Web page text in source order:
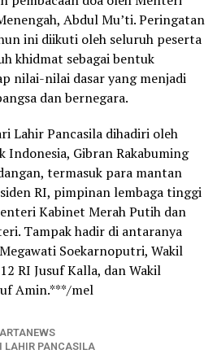
Abdul Mu’ti. Peringatan
ini diikuti oleh seluruh peserta
khidmat sebagai bentuk
nilai-nilai dasar yang menjadi
dan bernegara.
Lahir Pancasila dihadiri oleh
Indonesia, Gibran Rakabuming
termasuk para mantan
RI, pimpinan lembaga tinggi
Kabinet Merah Putih dan
Tampak hadir di antaranya
Soekarnoputri, Wakil
RI Jusuf Kalla, dan Wakil
Amin.***/mel
LAHIR PANCASILA